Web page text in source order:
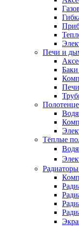
Печи и
Печи
Тёплые